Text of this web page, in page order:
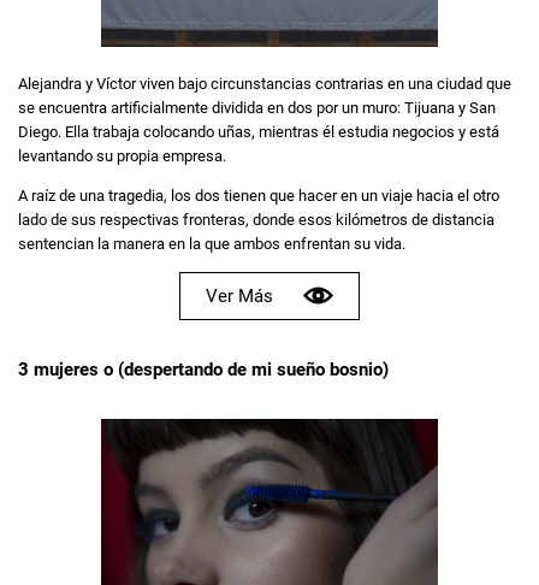
Alejandra y Víctor viven bajo circunstancias contrarias en una ciudad que
se encuentra artificialmente dividida en dos por un muro: Tijuana y San
Diego. Ella trabaja colocando uñas, mientras él estudia negocios y está
levantando su propia empresa.
A raíz de una tragedia, los dos tienen que hacer en un viaje hacia el otro
lado de sus respectivas fronteras, donde esos kilómetros de distancia
sentencian la manera en la que ambos enfrentan su vida.
Ver Más
3 mujeres o (despertando de mi sueño bosnio)